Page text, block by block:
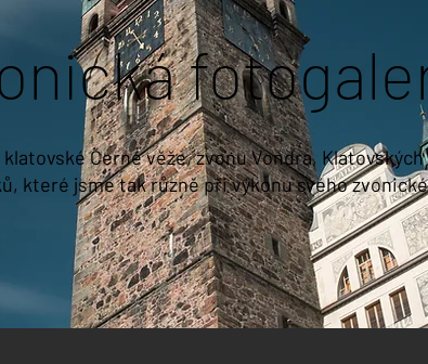
klatovské Černé věže, zvonu Vondra,
které jsme tak různě při výkonu svého